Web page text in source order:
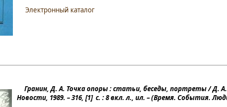
Электронный каталог
Гранин, Д. А. Точка опоры : статьи, беседы, портреты / Д. А.
Новости, 1989. – 316, [1] с. : 8 вкл. л., ил. – (Время. События.